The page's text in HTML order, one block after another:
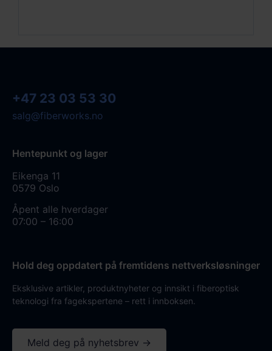
+47 23 03 53 30
salg@fiberworks.no
Hentepunkt og lager
Eikenga 11
0579 Oslo
Åpent alle hverdager
07:00 – 16:00
Hold deg oppdatert på fremtidens nettverksløsninger
Eksklusive artikler, produktnyheter og innsikt i fiberoptisk
teknologi fra fagekspertene – rett i innboksen.
Meld deg på nyhetsbrev →